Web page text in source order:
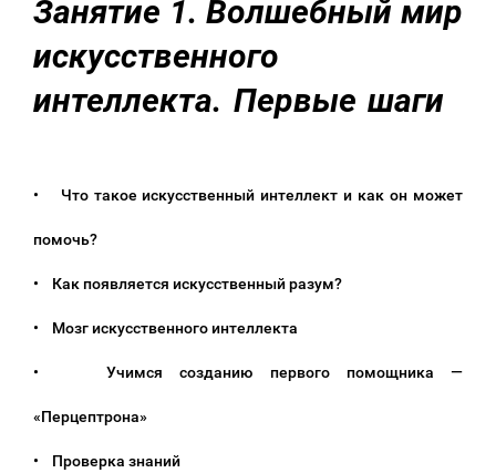
Занятие 1. Волшебный мир
искусственного
интеллекта. Первые шаги
• Что такое искусственный интеллект и как он может
помочь?
• Как появляется искусственный разум?
• Мозг искусственного интеллекта
• Учимся созданию первого помощника —
«Перцептрона»
• Проверка знаний